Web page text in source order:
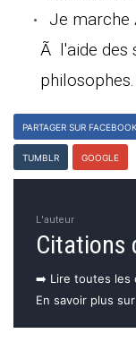
Je marche
Ã l'aide des
philosophes.
PARTAGER SUR FACEBOOK
TUMBLR GOOGLE
L'auteur
Citations
➡️ Lire toutes les
En savoir plus